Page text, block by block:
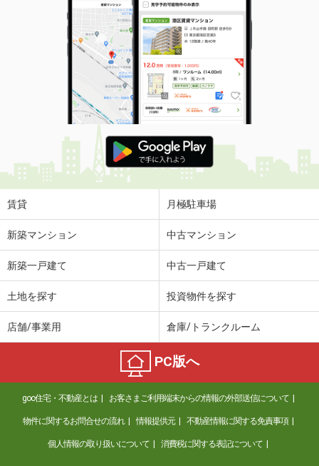
賃貸 月極駐車場
新築マンション 中古マンション
新築一戸建て 中古一戸建て
土地を探す 投資物件を探す
店舗/事業用 倉庫/トランクルーム
PC版へ
goo住宅・不動産とは お客さまご利用端末からの情報の外部送信について
物件に関するお問合せの流れ 情報提供元 不動産情報に関する免責事項
個人情報の取り扱いについて 消費税に関する表記について